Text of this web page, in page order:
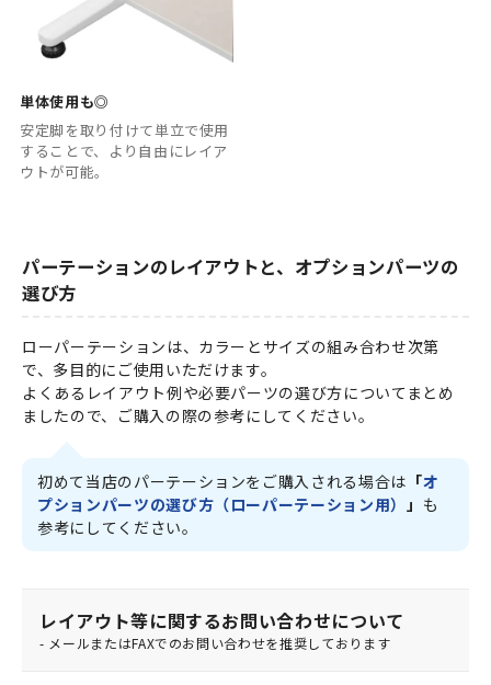
単体使用も◎
安定脚を取り付けて単立で使用
することで、より自由にレイア
ウトが可能。
パーテーションのレイアウトと、オプションパーツの
選び方
ローパーテーションは、カラーとサイズの組み合わせ次第
で、多目的にご使用いただけます。
よくあるレイアウト例や必要パーツの選び方についてまとめ
ましたので、ご購入の際の参考にしてください。
初めて当店のパーテーションをご購入される場合は 「オ
プションパーツの選び方（ローパーテーション用） 」 も
参考にしてください。
レイアウト等に関するお問い合わせについて
- メールまたはFAXでのお問い合わせを推奨しております